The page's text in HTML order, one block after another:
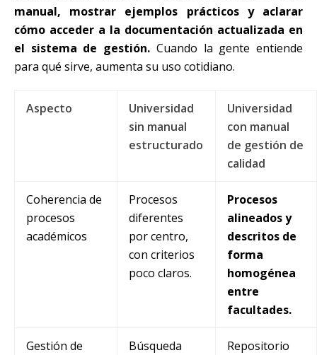
manual, mostrar ejemplos prácticos y aclarar
cómo acceder a la documentación actualizada en
el sistema de gestión. Cuando la gente entiende
para qué sirve, aumenta su uso cotidiano.
Aspecto
Universidad
sin manual
estructurado
Universidad
con manual
de gestión de
calidad
Coherencia de
procesos
académicos
Procesos
diferentes
por centro,
con criterios
poco claros.
Procesos
alineados y
descritos de
forma
homogénea
entre
facultades.
Gestión de
Búsqueda
Repositorio